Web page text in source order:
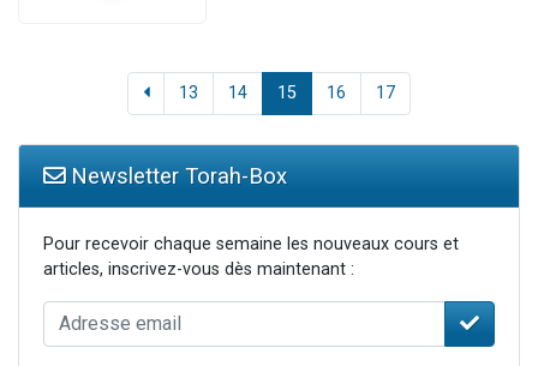
13 14 15 16 17
Newsletter Torah-Box
Pour recevoir chaque semaine les nouveaux cours et
articles, inscrivez-vous dès maintenant :